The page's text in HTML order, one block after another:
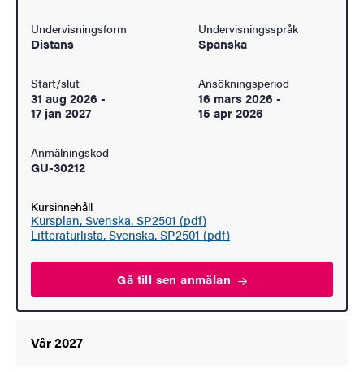
Undervisningsform
Distans
Undervisningsspråk
Spanska
Start/slut
31 aug 2026 -
17 jan 2027
Ansökningsperiod
16 mars 2026 -
15 apr 2026
Anmälningskod
GU-30212
Kursinnehåll
Kursplan, Svenska, SP2501 (pdf)
Litteraturlista, Svenska, SP2501 (pdf)
Gå till senanmälan
Vår 2027